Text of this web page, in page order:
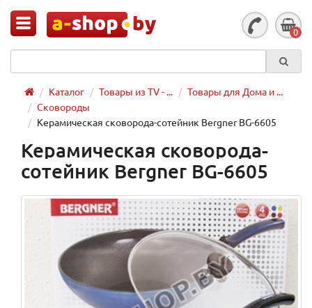
0
Каталог Товары из TV - ...
Товары для Дома и ...
Сковороды
Керамическая сковорода-сотейник Bergner BG-6605
Керамическая сковорода-
сотейник Bergner BG-6605